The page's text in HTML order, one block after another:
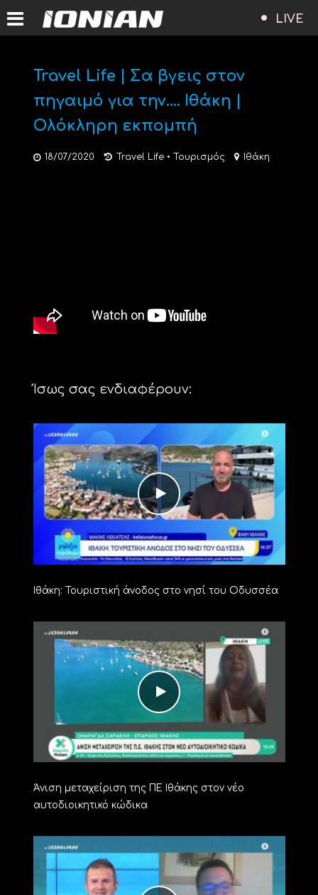
LIVE
Travel Life | Σα βγεις στον
πηγαιμό για την…. Ιθάκη |
Ολόκληρη εκπομπή
18/07/2020 Travel Life • Τουρισμός Ιθάκη
Ίσως σας ενδιαφέρουν:
Ιθάκη: Τουριστική άνοδος στο νησί του Οδυσσέα
Άνιση μεταχείριση της ΠΕ Ιθάκης στον νέο
αυτοδιοικητικό κώδικα